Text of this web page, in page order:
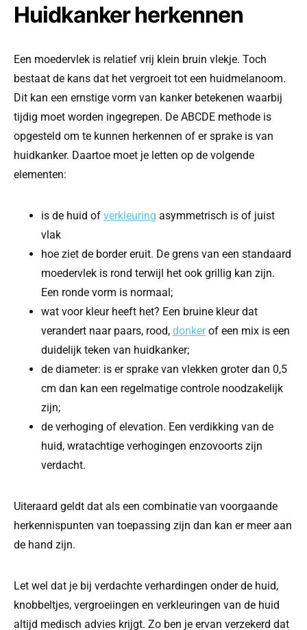
Huidkanker herkennen
Een moedervlek is relatief vrij klein bruin vlekje. Toch
bestaat de kans dat het vergroeit tot een huidmelanoom.
Dit kan een ernstige vorm van kanker betekenen waarbij
tijdig moet worden ingegrepen. De ABCDE methode is
opgesteld om te kunnen herkennen of er sprake is van
huidkanker. Daartoe moet je letten op de volgende
elementen:
is de huid of verkleuring asymmetrisch is of juist
vlak
hoe ziet de border eruit. De grens van een standaard
moedervlek is rond terwijl het ook grillig kan zijn.
Een ronde vorm is normaal;
wat voor kleur heeft het? Een bruine kleur dat
verandert naar paars, rood, donkerof een mix is een
duidelijk teken van huidkanker;
de diameter: is er sprake van vlekken groter dan 0,5
cm dan kan een regelmatige controle noodzakelijk
zijn;
de verhoging of elevation. Een verdikking van de
huid, wratachtige verhogingen enzovoorts zijn
verdacht.
Uiteraard geldt dat als een combinatie van voorgaande
herkennispunten van toepassing zijn dan kan er meer aan
de hand zijn.
Let wel dat je bij verdachte verhardingen onder de huid,
knobbeltjes, vergroeiingen en verkleuringen van de huid
altijd medisch advies krijgt. Zo ben je ervan verzekerd dat